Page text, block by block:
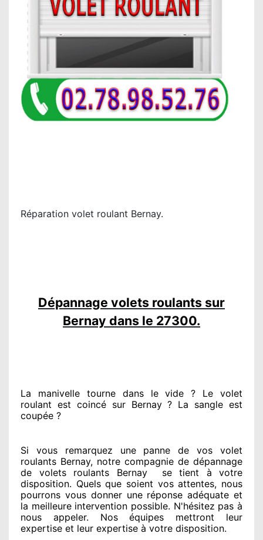
Réparation volet roulant Bernay.
Dépannage volets roulants sur
Bernay dans le 27300.
La manivelle tourne dans le vide ? Le volet
roulant est coincésur Bernay ? La sangle est
coupée ?
Si vous remarquez une panne de vos volet
roulants Bernay, notre compagnie de dépannage
de volets roulants Bernay
se tient à votre
disposition. Quels que soient vos attentes, nous
pourrons vous donnerune réponse adéquate et
la meilleure intervention possible. N'hésitez pas à
nous appeler. Nos équipes mettront leur
expertise et leur expertise à votre disposition.